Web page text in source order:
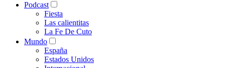
Podcast
Fiesta
Las calientitas
La Fe De Cuto
Mundo
España
Estados Unidos